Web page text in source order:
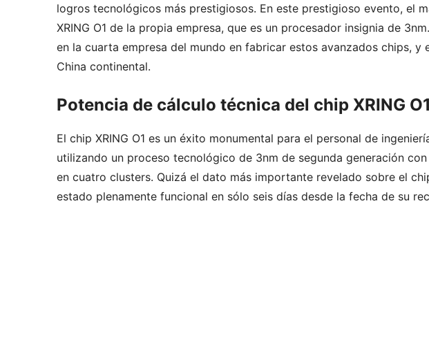
logros tecnológicos más prestigiosos. En este prestigioso evento, el
XRING O1 de la propia empresa, que es un procesador insignia de
en la cuarta empresa del mundo en fabricar estos avanzados chips, y
China continental.
Potencia de cálculo técnica del chip XRING
El chip XRING O1 es un éxito monumental para el personal de
utilizando un proceso tecnológico de 3nm de segunda generación
en cuatro clusters. Quizá el dato más importante revelado sobre el
estado plenamente funcional en sólo seis días desde la fecha de su